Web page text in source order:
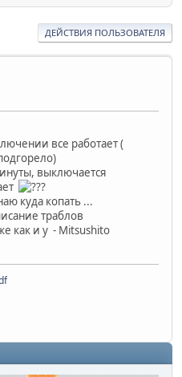
ДЕЙСТВИЯ ПОЛЬЗОВАТЕЛЯ
все работает (
выключается
куда копать ...
траблов
как и у - Mitsushito